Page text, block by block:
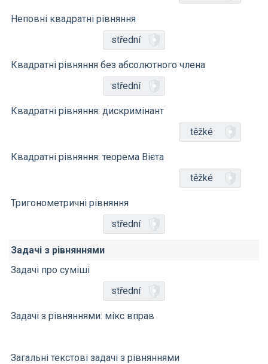
Неповні квадратні рівняння
střední
Квадратні рівняння без абсолютного члена
střední
Квадратні рівняння: дискримінант
těžké
Квадратні рівняння: теорема Вієта
těžké
Тригонометричні рівняння
střední
Задачі з рівняннями
Задачі про суміші
střední
Задачі з рівняннями: мікс вправ
Загальні текстові задачі з рівняннями